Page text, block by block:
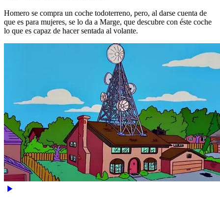
Homero se compra un coche todoterreno, pero, al darse cuenta de
que es para mujeres, se lo da a Marge, que descubre con éste coche
lo que es capaz de hacer sentada al volante.